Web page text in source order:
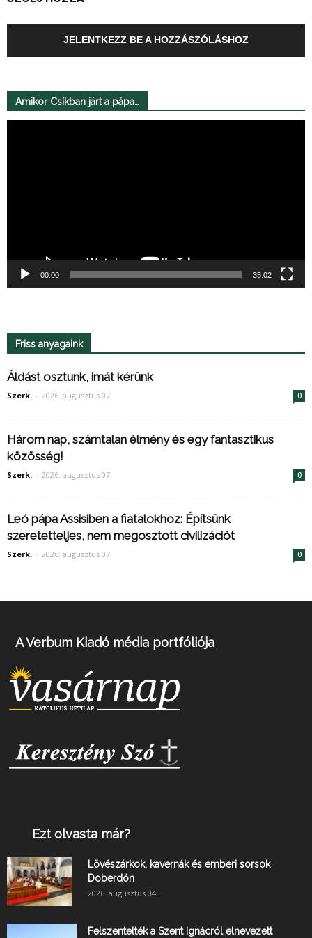
JELENTKEZZ BE A HOZZÁSZÓLÁSHOZ
Amikor Csíkban járt a pápa…
00:00 35:02
Friss anyagaink
Áldást osztunk, imát kérünk
Szerk. - 2026. augusztus 07. 0
Három nap, számtalan élmény és egy fantasztikus
közösség!
Szerk. - 2026. augusztus 07. 0
Leó pápa Assisiben a fiatalokhoz: Építsünk
szeretetteljes, nem megosztott civilizációt
Szerk. - 2026. augusztus 07. 0
A Verbum Kiadó média portfóliója
Ezt olvasta már?
Lövészárkok, kavernák és emberi sorsok
Doberdón
2026. augusztus 04.
Felszentelték a Szent Ignácról elnevezett